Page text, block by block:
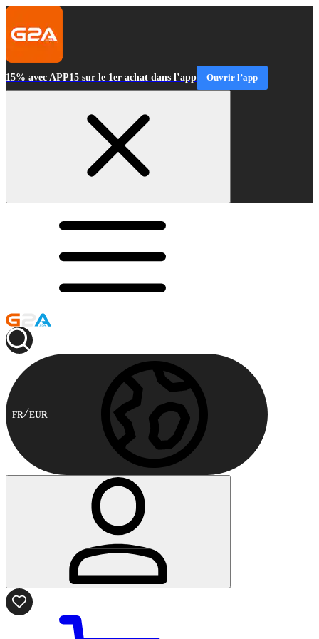
15% avec APP15 sur le 1er achat dans l’app Ouvrir l’app
FR EUR